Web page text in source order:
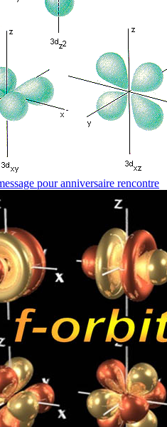
pour anniversaire rencontre